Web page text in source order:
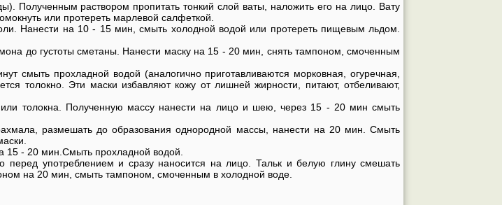
Полученным раствором пропитать тонкий слой ваты, наложить его на лицо. Вату
или протереть марлевой салфеткой.
Нанести на 10 - 15 мин, смыть холодной водой или протереть пищевым льдом.
до густоты сметаны. Нанести маску на 15 - 20 мин, снять тампоном, смоченным
смыть прохладной водой (аналогично приготавливаются морковная, огуречная,
толокно. Эти маски избавляют кожу от лишней жирности, питают, отбеливают,
толокна. Полученную массу нанести на лицо и шею, через 15 - 20 мин смыть
размешать до образования однородной массы, нанести на 20 мин. Смыть
15 - 20 мин.Смыть прохладной водой.
перед употреблением и сразу наносится на лицо. Тальк и белую глину смешать
на 20 мин, смыть тампоном, смоченным в холодной воде.